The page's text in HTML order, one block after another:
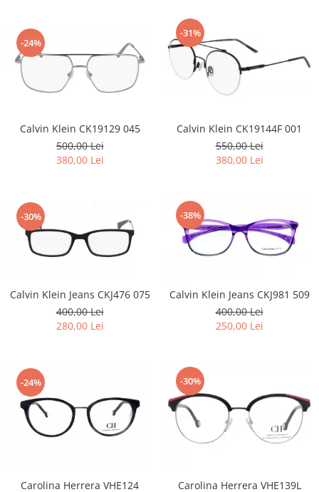
-24%
Calvin Klein CK19129 045
500,00 Lei
380,00 Lei
-31%
Calvin Klein CK19144F 001
550,00 Lei
380,00 Lei
-30%
Calvin Klein Jeans CKJ476 075
400,00 Lei
280,00 Lei
-38%
Calvin Klein Jeans CKJ981 509
400,00 Lei
250,00 Lei
-24%
Carolina Herrera VHE124
-30%
Carolina Herrera VHE139L